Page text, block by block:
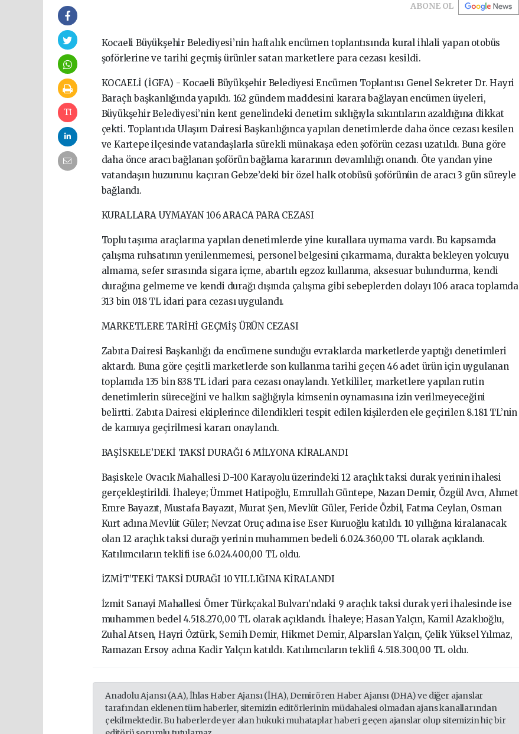
ABONE OL
Kocaeli Büyükşehir Belediyesi’nin haftalık encümen toplantısında kural ihlali yapan otobüs
şoförlerine ve tarihi geçmiş ürünler satan marketlere para cezası kesildi.
KOCAELİ (İGFA) - Kocaeli Büyükşehir Belediyesi Encümen Toplantısı Genel Sekreter Dr. Hayri
Baraçlı başkanlığında yapıldı. 162 gündem maddesini karara bağlayan encümen üyeleri,
Büyükşehir Belediyesi’nin kent genelindeki denetim sıklığıyla sıkıntıların azaldığına dikkat
çekti. Toplantıda Ulaşım Dairesi Başkanlığınca yapılan denetimlerde daha önce cezası kesilen
ve Kartepe ilçesinde vatandaşlarla sürekli münakaşa eden şoförün cezası uzatıldı. Buna göre
daha önce aracı bağlanan şoförün bağlama kararının devamlılığı onandı. Öte yandan yine
vatandaşın huzurunu kaçıran Gebze’deki bir özel halk otobüsü şoförünün de aracı 3 gün süreyle
bağlandı.
KURALLARA UYMAYAN 106 ARACA PARA CEZASI
Toplu taşıma araçlarına yapılan denetimlerde yine kurallara uymama vardı. Bu kapsamda
çalışma ruhsatının yenilenmemesi, personel belgesini çıkarmama, durakta bekleyen yolcuyu
almama, sefer sırasında sigara içme, abartılı egzoz kullanma, aksesuar bulundurma, kendi
durağına gelmeme ve kendi durağı dışında çalışma gibi sebeplerden dolayı 106 araca toplamda
313 bin 018 TL idari para cezası uygulandı.
MARKETLERE TARİHİ GEÇMİŞ ÜRÜN CEZASI
Zabıta Dairesi Başkanlığı da encümene sunduğu evraklarda marketlerde yaptığı denetimleri
aktardı. Buna göre çeşitli marketlerde son kullanma tarihi geçen 46 adet ürün için uygulanan
toplamda 135 bin 838 TL idari para cezası onaylandı. Yetkililer, marketlere yapılan rutin
denetimlerin süreceğini ve halkın sağlığıyla kimsenin oynamasına izin verilmeyeceğini
belirtti. Zabıta Dairesi ekiplerince dilendikleri tespit edilen kişilerden ele geçirilen 8.181 TL’nin
de kamuya geçirilmesi kararı onaylandı.
BAŞİSKELE’DEKİ TAKSİ DURAĞI 6 MİLYONA KİRALANDI
Başiskele Ovacık Mahallesi D-100 Karayolu üzerindeki 12 araçlık taksi durak yerinin ihalesi
gerçekleştirildi. İhaleye; Ümmet Hatipoğlu, Emrullah Güntepe, Nazan Demir, Özgül Avcı, Ahmet
Emre Bayazıt, Mustafa Bayazıt, Murat Şen, Mevlüt Güler, Feride Özbil, Fatma Ceylan, Osman
Kurt adına Mevlüt Güler; Nevzat Oruç adına ise Eser Kuruoğlu katıldı. 10 yıllığına kiralanacak
olan 12 araçlık taksi durağı yerinin muhammen bedeli 6.024.360,00 TL olarak açıklandı.
Katılımcıların teklifi ise 6.024.400,00 TL oldu.
İZMİT’TEKİ TAKSİ DURAĞI 10 YILLIĞINA KİRALANDI
İzmit Sanayi Mahallesi Ömer Türkçakal Bulvarı’ndaki 9 araçlık taksi durak yeri ihalesinde ise
muhammen bedel 4.518.270,00 TL olarak açıklandı. İhaleye; Hasan Yalçın, Kamil Azaklıoğlu,
Zuhal Atsen, Hayri Öztürk, Semih Demir, Hikmet Demir, Alparslan Yalçın, Çelik Yüksel Yılmaz,
Ramazan Ersoy adına Kadir Yalçın katıldı. Katılımcıların teklifi 4.518.300,00 TL oldu.
Anadolu Ajansı (AA), İhlas Haber Ajansı (İHA), Demirören Haber Ajansı (DHA) ve diğer ajanslar
tarafından eklenen tüm haberler, sitemizin editörlerinin müdahalesi olmadan ajans kanallarından
çekilmektedir. Bu haberlerde yer alan hukuki muhataplar haberi geçen ajanslar olup sitemizin hiç bir